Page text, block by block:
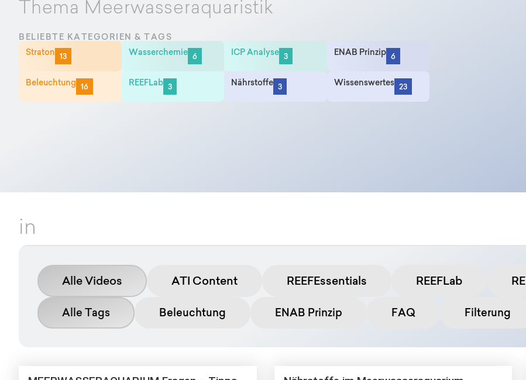
Thema Meerwasseraquaristik
BELIEBTE KATEGORIEN & TAGS
Straton 13 Wasserchemie 6 ICP Analyse 3 ENAB Prinzip 6
Beleuchtung 16 REEFLab 3 Nährstoffe 3 Wissenswertes 23
in
ATI Content REEFEssentials REEFLab
Alle Videos
Beleuchtung ENAB Prinzip FAQ Filterung
Alle Tags